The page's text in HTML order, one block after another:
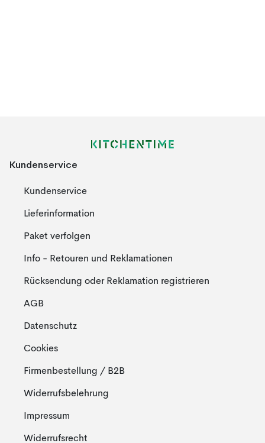
Kundenservice
Kundenservice
Lieferinformation
Paket verfolgen
Info - Retouren und Reklamationen
Rücksendung oder Reklamation registrieren
AGB
Datenschutz
Cookies
Firmenbestellung / B2B
Widerrufsbelehrung
Impressum
Widerrufsrecht